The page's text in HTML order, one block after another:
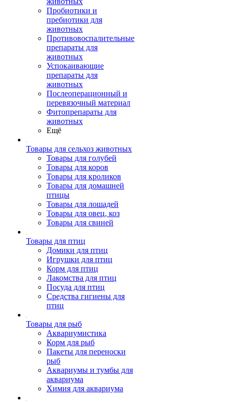
Пробиотики и
пребиотики для
животных
Противовоспалительные
препараты для
животных
Успокаивающие
препараты для
животных
Послеоперационный и
перевязочный материал
Фитопрепараты для
животных
Ещё
Товары для сельхоз животных
Товары для голубей
Товары для коров
Товары для кроликов
Товары для домашней
птицы
Товары для лошадей
Товары для овец, коз
Товары для свиней
Товары для птиц
Домики для птиц
Игрушки для птиц
Корм для птиц
Лакомства для птиц
Посуда для птиц
Средства гигиены для
птиц
Товары для рыб
Аквариумистика
Корм для рыб
Пакеты для переноски
рыб
Аквариумы и тумбы для
аквариума
Химия для аквариума